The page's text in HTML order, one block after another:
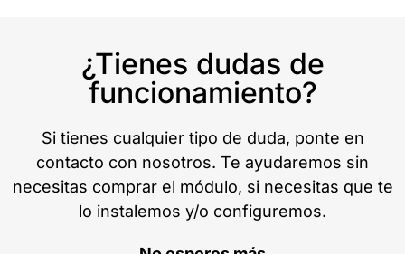
¿Tienes dudas de
funcionamiento?
Si tienes cualquier tipo de duda, ponte en
contacto con nosotros. Te ayudaremos sin
necesitas comprar el módulo, si necesitas que te
lo instalemos y/o configuremos.